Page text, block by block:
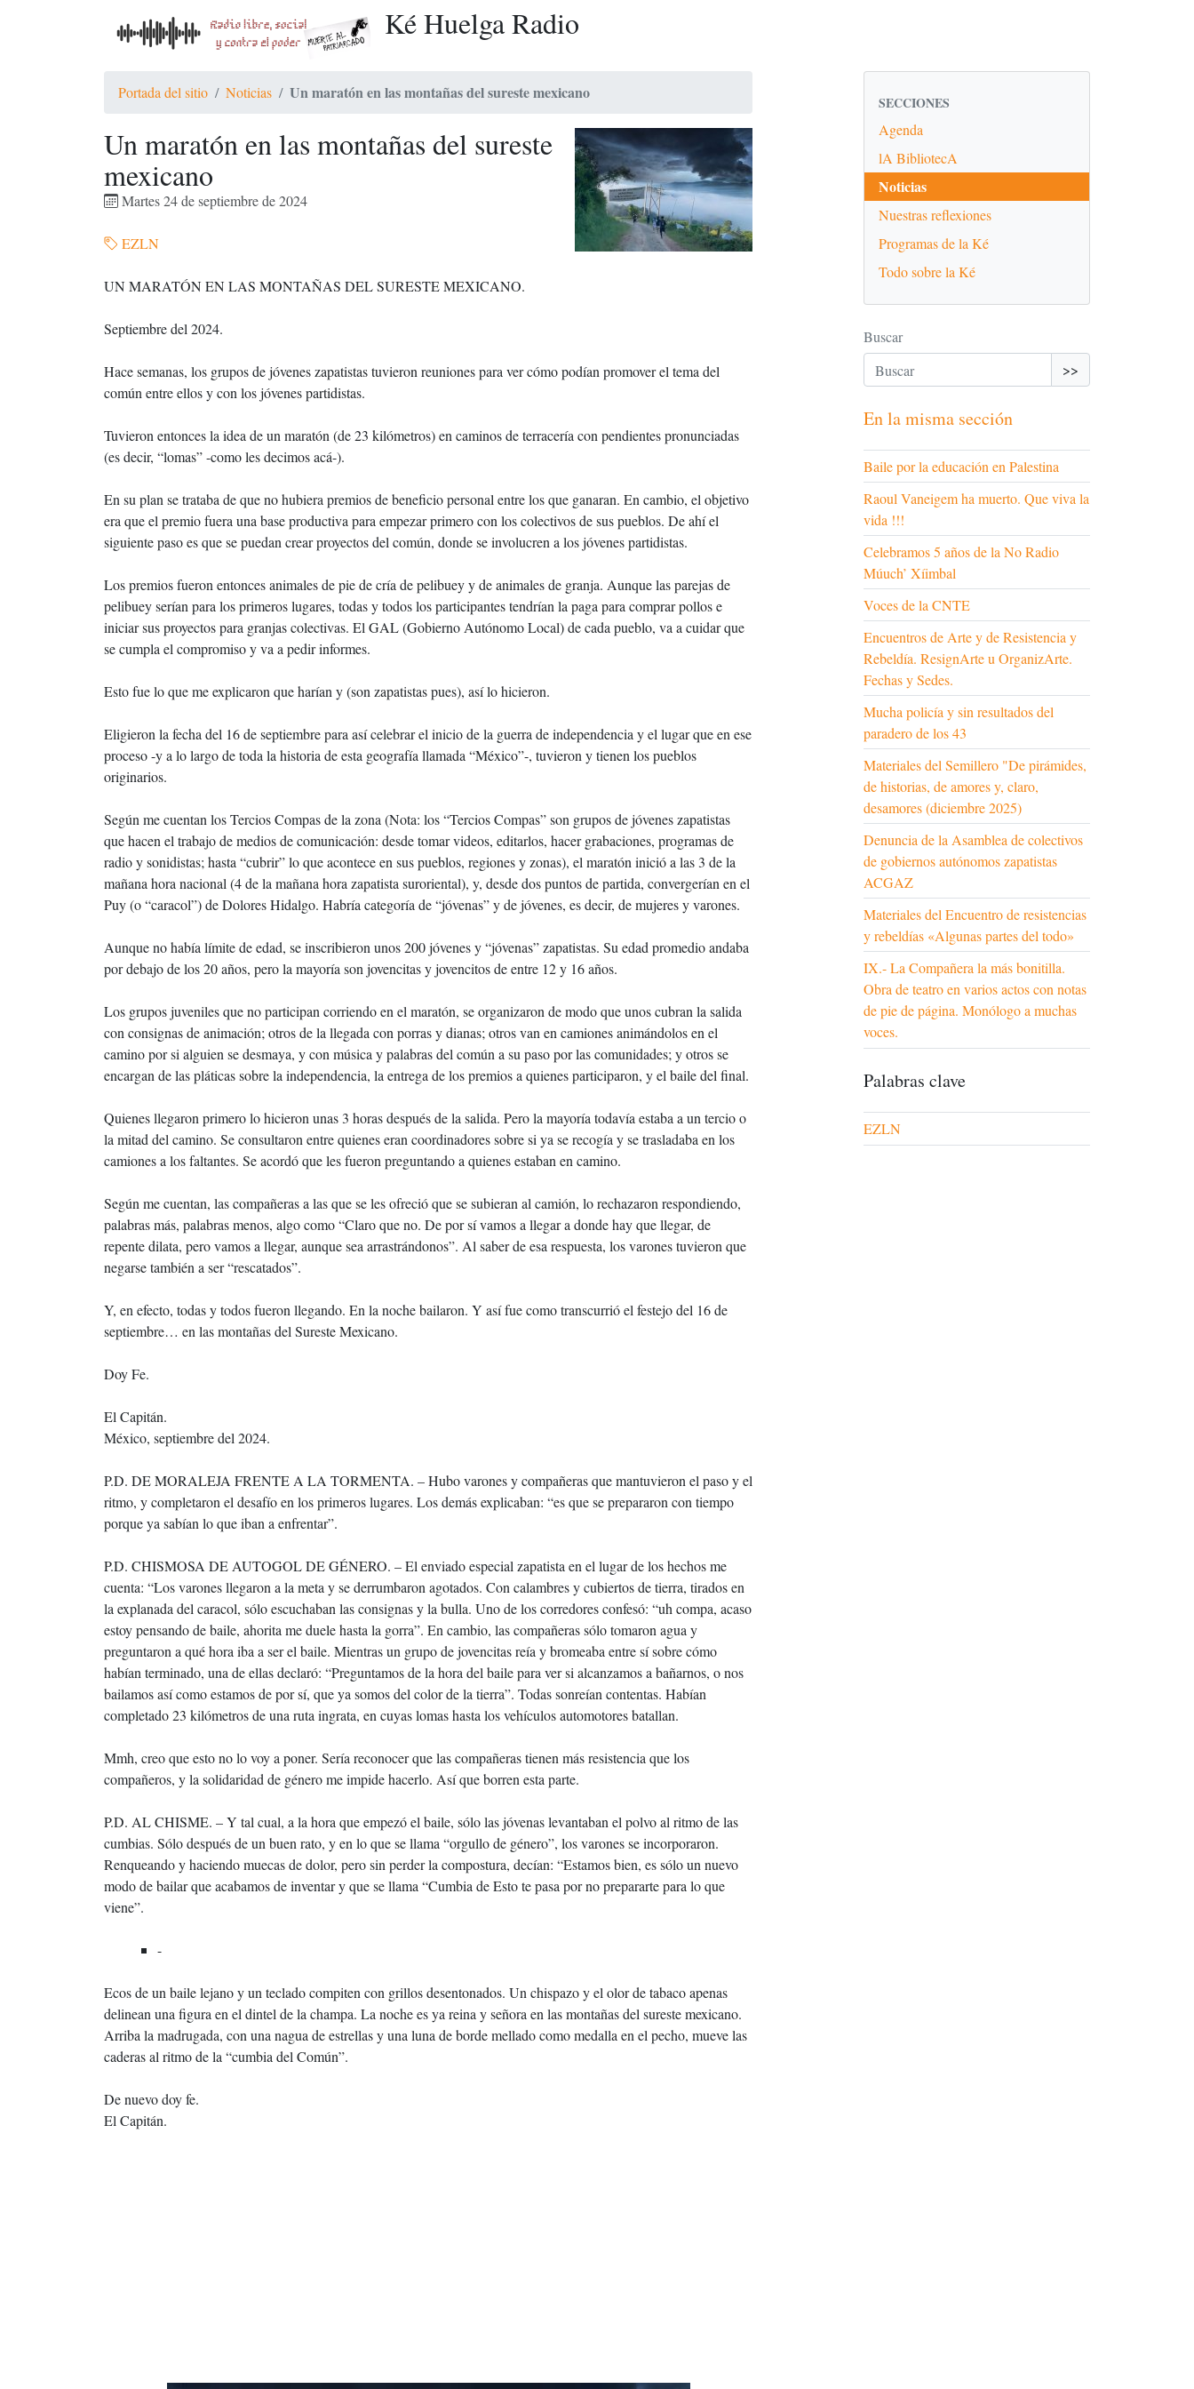
Ké Huelga Radio
Portada del sitio Noticias Un maratón en las montañas del sureste mexicano
Un maratón en las montañas del sureste
mexicano
Martes 24 de septiembre de 2024
EZLN
UN MARATÓN EN LAS MONTAÑAS DEL SURESTE MEXICANO.
Septiembre del 2024.
Hace semanas, los grupos de jóvenes zapatistas tuvieron reuniones para ver cómo podían promover el tema del
común entre ellos y con los jóvenes partidistas.
Tuvieron entonces la idea de un maratón (de 23 kilómetros) en caminos de terracería con pendientes pronunciadas
(es decir, “lomas” -como les decimos acá-).
En su plan se trataba de que no hubiera premios de beneficio personal entre los que ganaran. En cambio, el objetivo
era que el premio fuera una base productiva para empezar primero con los colectivos de sus pueblos. De ahí el
siguiente paso es que se puedan crear proyectos del común, donde se involucren a los jóvenes partidistas.
Los premios fueron entonces animales de pie de cría de pelibuey y de animales de granja. Aunque las parejas de
pelibuey serían para los primeros lugares, todas y todos los participantes tendrían la paga para comprar pollos e
iniciar sus proyectos para granjas colectivas. El GAL (Gobierno Autónomo Local) de cada pueblo, va a cuidar que
se cumpla el compromiso y va a pedir informes.
Esto fue lo que me explicaron que harían y (son zapatistas pues), así lo hicieron.
Eligieron la fecha del 16 de septiembre para así celebrar el inicio de la guerra de independencia y el lugar que en ese
proceso -y a lo largo de toda la historia de esta geografía llamada “México”-, tuvieron y tienen los pueblos
originarios.
Según me cuentan los Tercios Compas de la zona (Nota: los “Tercios Compas” son grupos de jóvenes zapatistas
que hacen el trabajo de medios de comunicación: desde tomar videos, editarlos, hacer grabaciones, programas de
radio y sonidistas; hasta “cubrir” lo que acontece en sus pueblos, regiones y zonas), el maratón inició a las 3 de la
mañana hora nacional (4 de la mañana hora zapatista suroriental), y, desde dos puntos de partida, convergerían en el
Puy (o “caracol”) de Dolores Hidalgo. Habría categoría de “jóvenas” y de jóvenes, es decir, de mujeres y varones.
Aunque no había límite de edad, se inscribieron unos 200 jóvenes y “jóvenas” zapatistas. Su edad promedio andaba
por debajo de los 20 años, pero la mayoría son jovencitas y jovencitos de entre 12 y 16 años.
Los grupos juveniles que no participan corriendo en el maratón, se organizaron de modo que unos cubran la salida
con consignas de animación; otros de la llegada con porras y dianas; otros van en camiones animándolos en el
camino por si alguien se desmaya, y con música y palabras del común a su paso por las comunidades; y otros se
encargan de las pláticas sobre la independencia, la entrega de los premios a quienes participaron, y el baile del final.
Quienes llegaron primero lo hicieron unas 3 horas después de la salida. Pero la mayoría todavía estaba a un tercio o
la mitad del camino. Se consultaron entre quienes eran coordinadores sobre si ya se recogía y se trasladaba en los
camiones a los faltantes. Se acordó que les fueron preguntando a quienes estaban en camino.
Según me cuentan, las compañeras a las que se les ofreció que se subieran al camión, lo rechazaron respondiendo,
palabras más, palabras menos, algo como “Claro que no. De por sí vamos a llegar a donde hay que llegar, de
repente dilata, pero vamos a llegar, aunque sea arrastrándonos”. Al saber de esa respuesta, los varones tuvieron que
negarse también a ser “rescatados”.
Y, en efecto, todas y todos fueron llegando. En la noche bailaron. Y así fue como transcurrió el festejo del 16 de
septiembre… en las montañas del Sureste Mexicano.
Doy Fe.
El Capitán.
México, septiembre del 2024.
P.D. DE MORALEJA FRENTE A LA TORMENTA. – Hubo varones y compañeras que mantuvieron el paso y el
ritmo, y completaron el desafío en los primeros lugares. Los demás explicaban: “es que se prepararon con tiempo
porque ya sabían lo que iban a enfrentar”.
P.D. CHISMOSA DE AUTOGOL DE GÉNERO. – El enviado especial zapatista en el lugar de los hechos me
cuenta: “Los varones llegaron a la meta y se derrumbaron agotados. Con calambres y cubiertos de tierra, tirados en
la explanada del caracol, sólo escuchaban las consignas y la bulla. Uno de los corredores confesó: “uh compa, acaso
estoy pensando de baile, ahorita me duele hasta la gorra”. En cambio, las compañeras sólo tomaron agua y
preguntaron a qué hora iba a ser el baile. Mientras un grupo de jovencitas reía y bromeaba entre sí sobre cómo
habían terminado, una de ellas declaró: “Preguntamos de la hora del baile para ver si alcanzamos a bañarnos, o nos
bailamos así como estamos de por sí, que ya somos del color de la tierra”. Todas sonreían contentas. Habían
completado 23 kilómetros de una ruta ingrata, en cuyas lomas hasta los vehículos automotores batallan.
Mmh, creo que esto no lo voy a poner. Sería reconocer que las compañeras tienen más resistencia que los
compañeros, y la solidaridad de género me impide hacerlo. Así que borren esta parte.
P.D. AL CHISME. – Y tal cual, a la hora que empezó el baile, sólo las jóvenas levantaban el polvo al ritmo de las
cumbias. Sólo después de un buen rato, y en lo que se llama “orgullo de género”, los varones se incorporaron.
Renqueando y haciendo muecas de dolor, pero sin perder la compostura, decían: “Estamos bien, es sólo un nuevo
modo de bailar que acabamos de inventar y que se llama “Cumbia de Esto te pasa por no prepararte para lo que
viene”.
-
Ecos de un baile lejano y un teclado compiten con grillos desentonados. Un chispazo y el olor de tabaco apenas
delinean una figura en el dintel de la champa. La noche es ya reina y señora en las montañas del sureste mexicano.
Arriba la madrugada, con una nagua de estrellas y una luna de borde mellado como medalla en el pecho, mueve las
caderas al ritmo de la “cumbia del Común”.
De nuevo doy fe.
El Capitán.
SECCIONES
Agenda
lA BibliotecA
Noticias
Nuestras reflexiones
Programas de la Ké
Todo sobre la Ké
Buscar
>>
En la misma sección
Baile por la educación en Palestina
Raoul Vaneigem ha muerto. Que viva la
vida !!!
Celebramos 5 años de la No Radio
Múuch’ Xíimbal
Voces de la CNTE
Encuentros de Arte y de Resistencia y
Rebeldía. ResignArte u OrganizArte.
Fechas y Sedes.
Mucha policía y sin resultados del
paradero de los 43
Materiales del Semillero "De pirámides,
de historias, de amores y, claro,
desamores (diciembre 2025)
Denuncia de la Asamblea de colectivos
de gobiernos autónomos zapatistas
ACGAZ
Materiales del Encuentro de resistencias
y rebeldías «Algunas partes del todo»
IX.- La Compañera la más bonitilla.
Obra de teatro en varios actos con notas
de pie de página. Monólogo a muchas
voces.
Palabras clave
EZLN